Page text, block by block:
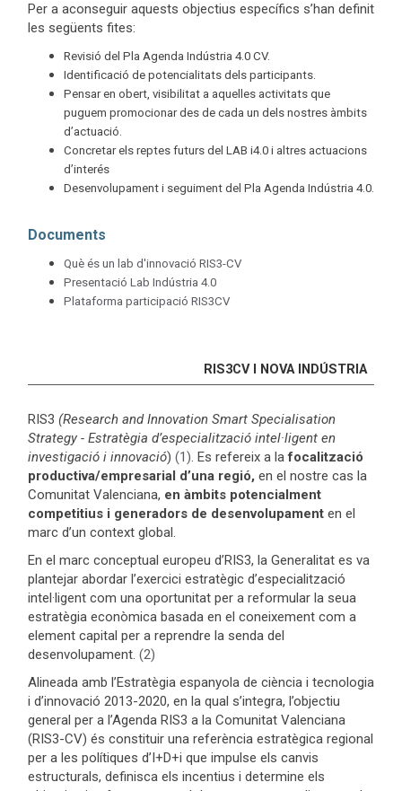
Per a aconseguir aquests objectius específics s’han definit
les següents fites:
Revisió del Pla Agenda Indústria 4.0 CV.
Identificació de potencialitats dels participants.
Pensar en obert, visibilitat a aquelles activitats que
puguem promocionar des de cada un dels nostres àmbits
d’actuació.
Concretar els reptes futurs del LAB i4.0 i altres actuacions
d’interés
Desenvolupament i seguiment del Pla Agenda Indústria 4.0.
Documents
Què és un lab d'innovació RIS3-CV
Presentació Lab Indústria 4.0
Plataforma participació RIS3CV
RIS3CV I NOVA INDÚSTRIA
RIS3 (Research and Innovation Smart Specialisation
Strategy - Estratègia d’especialització intel·ligent en
investigació i innovació) (1). Es refereix a lafocalització
productiva/empresarial d’una regió, en el nostre cas la
Comunitat Valenciana, en àmbits potencialment
competitius i generadors de desenvolupament en el
marc d’un context global.
En el marc conceptual europeu d’RIS3, la Generalitat es va
plantejar abordar l’exercici estratègic d’especialització
intel·ligent com una oportunitat per a reformular la seua
estratègia econòmica basada en el coneixement com a
element capital per a reprendre la senda del
desenvolupament. (2)
Alineada amb l’Estratègia espanyola de ciència i tecnologia
i d’innovació 2013-2020, en la qual s’integra, l’objectiu
general per a l’Agenda RIS3 a la Comunitat Valenciana
(RIS3-CV) és constituir una referència estratègica regional
per a les polítiques d’I+D+i que impulse els canvis
estructurals, definisca els incentius i determine els